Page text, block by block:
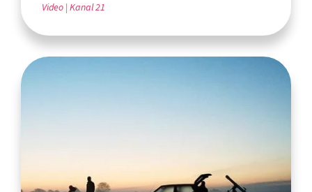
Video Kanal 21